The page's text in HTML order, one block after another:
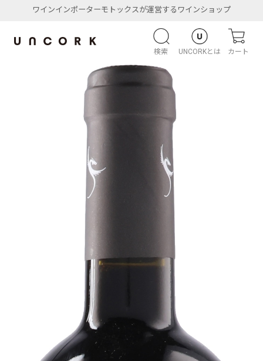
ワインインポーターモトックスが運営するワインショップ
検索 UNCORKとは カート